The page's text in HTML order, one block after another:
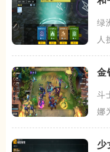
绿
人
金
斗
娜
少